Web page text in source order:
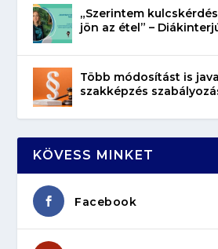
„Szerintem
jön az étel” –
Több módosítást is
szakképzés
KÖVESS MINKET
Facebook